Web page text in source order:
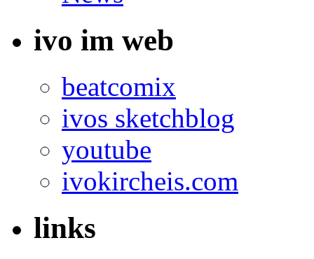
ivo im web
beatcomix
ivos sketchblog
youtube
ivokircheis.com
links